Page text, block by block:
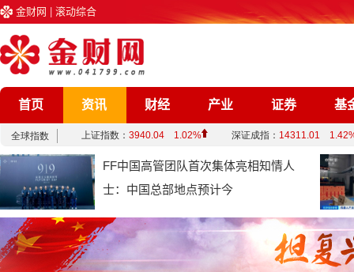
金财网 滚动综合
首页 资讯 财经 产业 证券 基
企业 文化 娱乐
综合
FF中国高管团队首次集体亮相知情人
士：中国总部地点预计今